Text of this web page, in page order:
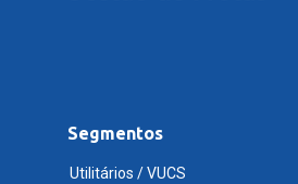
Segmentos
Utilitários / VUCS